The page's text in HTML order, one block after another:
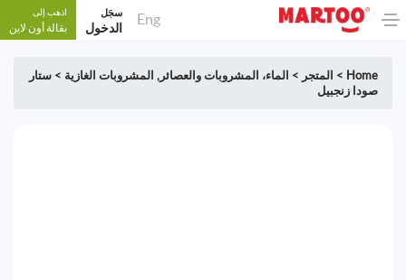
Eng سجَل
الدخول
اذهب إلى
بقالة أون لاين
Home
> المتجر > الماء، المشروبات والعصائر , المشروبات الغازية > ستار
صودا زنجبيل